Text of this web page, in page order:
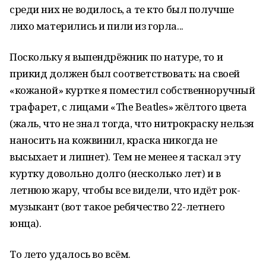
среди них не водилось, а те кто был получше
лихо матерились и пили из горла...
Поскольку я выпендрёжник по натуре, то и
прикид должен был соответствовать: на своей
«кожаной» куртке я поместил собственноручный
трафарет, с лицами «The Beatles» жёлтого цвета
(жаль, что не знал тогда, что нитрокраску нельзя
наносить на кожвинил, краска никогда не
высыхает и липнет). Тем не менее я таскал эту
куртку довольно долго (несколько лет) и в
летнюю жару, чтобы все видели, что идёт рок-
музыкант (вот такое ребячество 22-летнего
юнца).
То лето удалось во всём.